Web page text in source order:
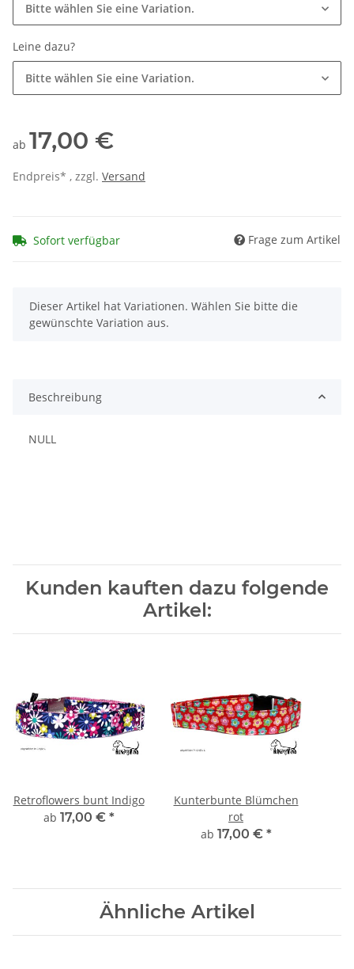
Bitte wählen Sie eine Variation.
Leine dazu?
Bitte wählen Sie eine Variation.
ab 17,00 €
Endpreis* , zzgl. Versand
Sofort verfügbar Frage zum Artikel
x
Dieser Artikel hat Variationen. Wählen Sie bitte die
gewünschte Variation aus.
Beschreibung
NULL
Kunden kauften dazu folgende
Artikel:
Retroflowers bunt Indigo
ab 17,00 € *
Kunterbunte Blümchen
rot
ab 17,00 € *
Ähnliche Artikel